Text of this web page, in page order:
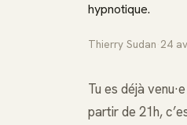
hypnotique.
Thierry Sudan 24
Tu es déjà
partir de 21h,